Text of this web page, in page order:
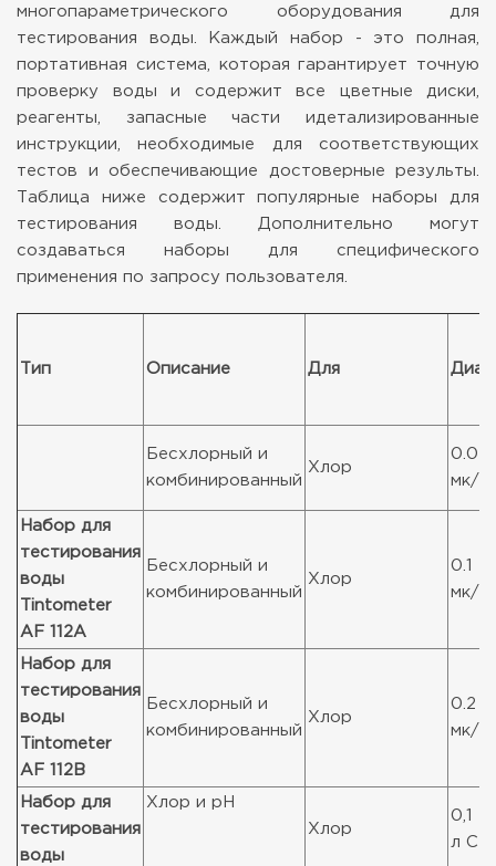
многопараметрического оборудования для
тестирования воды. Каждый набор - это полная,
портативная система, которая гарантирует точную
проверку воды и содержит все цветные диски,
реагенты, запасные части идетализированные
инструкции, необходимые для соответствующих
тестов и обеспечивающие достоверные результы.
Таблица ниже содержит популярные наборы для
тестирования воды. Дополнительно могут
создаваться наборы для специфического
применения по запросу пользователя.
Тип Описание Для
Бесхлорный и
комбинированный
Хлор
0.02
мк/л
Набор для
тестирования
воды
Tintometer
AF 112A
Бесхлорный и
комбинированный
Хлор
0.1 -
мк/л
Набор для
тестирования
воды
Tintometer
AF 112B
Бесхлорный и
комбинированный
Хлор
0.2 -
мк/л
Набор для
тестирования
воды
Хлор и рН
Хлор
0,1 -
л Cl2